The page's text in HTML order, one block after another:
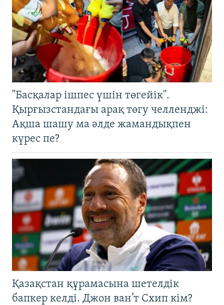
"Басқалар ішпес үшін төгейік".
Қырғызстандағы арақ төгу челленджі:
Ақша шашу ма әлде жамандықпен
күрес пе?
Қазақстан құрамасына шетелдік
бапкер келді. Джон ван’т Схип кім?